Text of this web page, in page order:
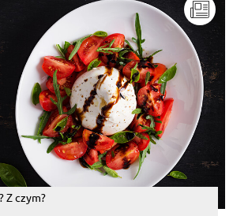
Z czym?